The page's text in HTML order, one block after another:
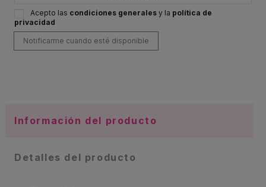
Acepto las condiciones generales y la política de
privacidad
Información del producto
Detalles del producto